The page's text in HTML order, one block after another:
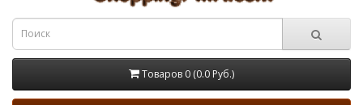
Товаров 0 (0.0 Руб.)